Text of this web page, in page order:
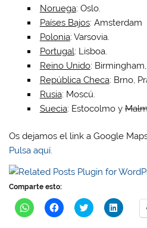
Noruega: Oslo.
Países Bajos: Amsterdam
Polonia: Varsovia.
Portugal: Lisboa.
Reino Unido:
República Checa: Brno,
Rusia: Moscú.
Suecia: Estocolmo y
Os dejamos el link a Google
Pulsa aquí.
Comparte esto:
H
a
H
a
H
a
H
a